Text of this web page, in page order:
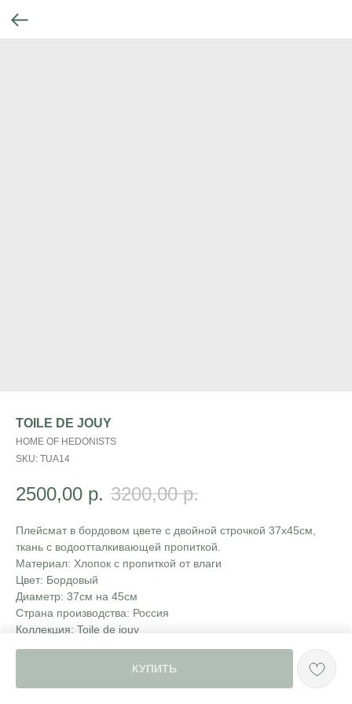
TOILE DE JOUY
HOME OF HEDONISTS
SKU: TUA14
2500,00 р. 3200,00 р.
КУПИТЬ
Плейсмат в бордовом цвете с двойной строчкой 37х45см,
ткань с водоотталкивающей пропиткой.
Материал: Хлопок с пропиткой от влаги
Цвет: Бордовый
Диаметр: 37см на 45см
Страна производства: Россия
Коллекция: Toile de jouy